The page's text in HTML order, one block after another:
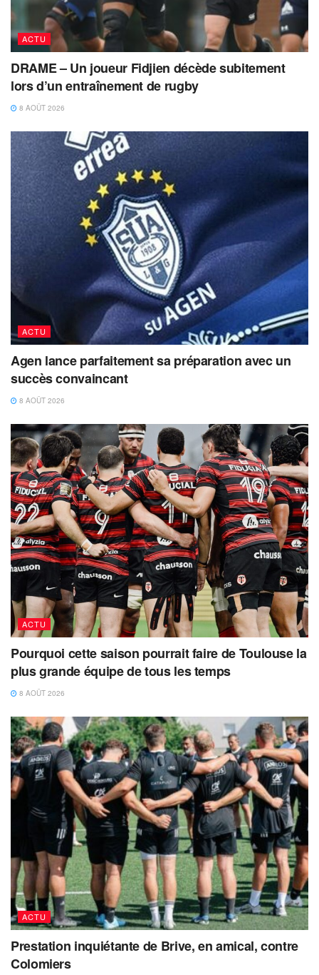
ACTU
DRAME – Un joueur Fidjien décède subitement
lors d’un entraînement de rugby
8 AOÛT 2026
ACTU
Agen lance parfaitement sa préparation avec un
succès convaincant
8 AOÛT 2026
ACTU
Pourquoi cette saison pourrait faire de Toulouse la
plus grande équipe de tous les temps
8 AOÛT 2026
ACTU
Prestation inquiétante de Brive, en amical, contre
Colomiers